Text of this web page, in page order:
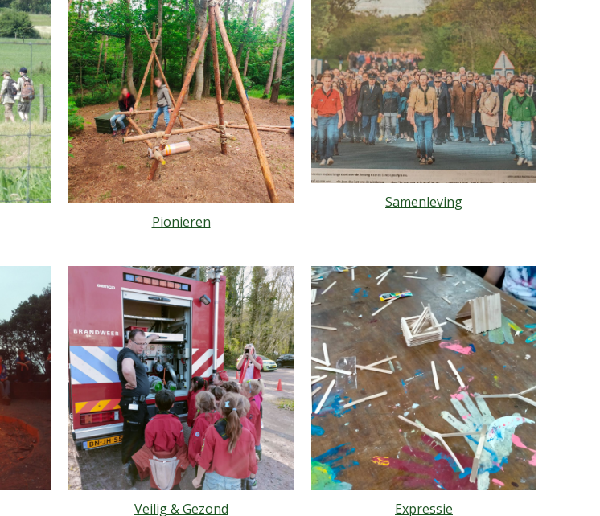
Pionieren
Samenleving
Veilig & Gezond Expressie